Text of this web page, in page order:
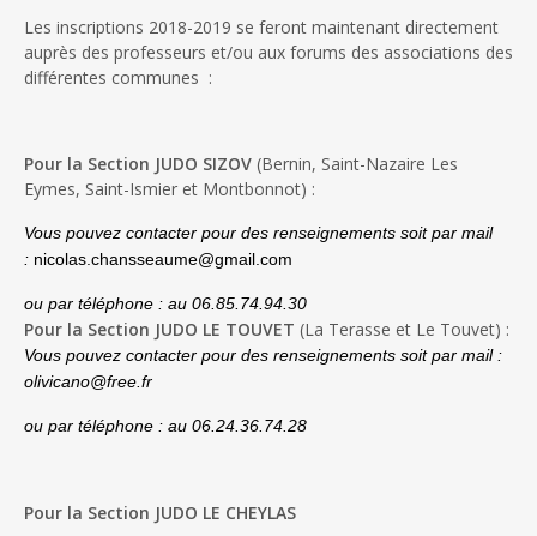
Les inscriptions 2018-2019 se feront maintenant directement
auprès des professeurs et/ou aux forums des associations des
différentes communes :
Pour la Section JUDO SIZOV (Bernin, Saint-Nazaire Les
Eymes, Saint-Ismier et Montbonnot) :
Vous pouvez contacter pour des renseignements soit par mail
: nicolas.chansseaume@gmail.com
ou par téléphone : au 06.85.74.94.30
Pour la Section JUDO LE TOUVET (La Terasse et Le Touvet) :
Vous pouvez contacter pour des renseignements soit par mail :
olivicano@free.fr
ou par téléphone : au 06.24.36.74.28
Pour la Section JUDO LE CHEYLAS